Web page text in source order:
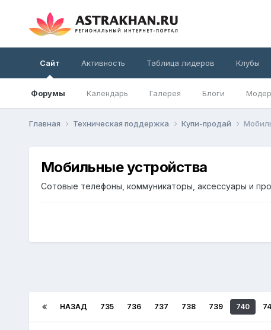
Сайт
Форумы Календарь Галерея Блоги
Активность Таблица лидеров Клубы
Главная Техническая поддержка Купи-продай
Мобильные устройства
Сотовые телефоны, коммуникаторы, аксессуары и
НАЗАД 735 736 737 738 739 740